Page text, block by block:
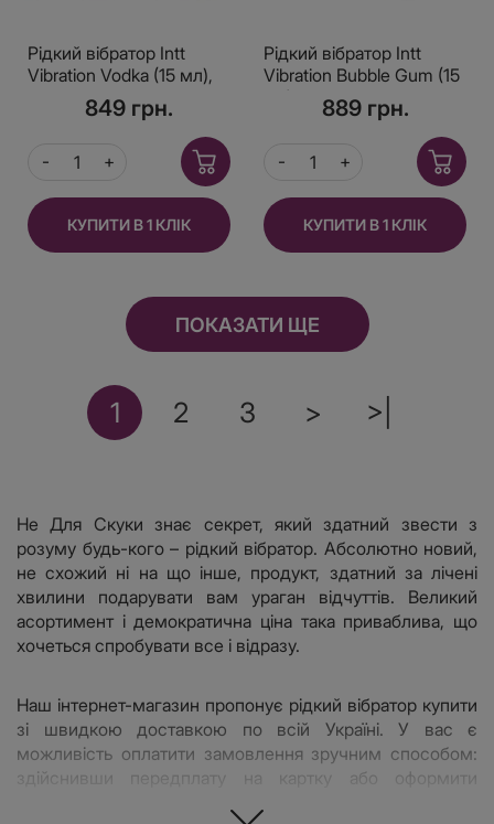
Рідкий вібратор Intt
Vibration Vodka (15 мл),
густий гель, дуже
смачний, діє до 30
849 грн.
КУПИТИ В 1 КЛІК
Рідкий вібратор Intt
Vibration Bubble Gum (15
мл), густий гель, дуже
смачний, діє до 30
889 грн.
КУПИТИ В 1 КЛІК
ПОКАЗАТИ ЩЕ
1 2 3 > >|
Не Для Скуки знає секрет, який здатний звести з
розуму будь-кого – рідкий вібратор. Абсолютно новий,
не схожий ні на що інше, продукт, здатний за лічені
хвилини подарувати вам ураган відчуттів. Великий
асортимент і демократична ціна така приваблива, що
хочеться спробувати все і відразу.
Наш інтернет-магазин пропонує рідкий вібратор купити
зі швидкою доставкою по всій Україні. У вас є
можливість оплатити замовлення зручним способом:
здійснивши передплату на картку або оформити